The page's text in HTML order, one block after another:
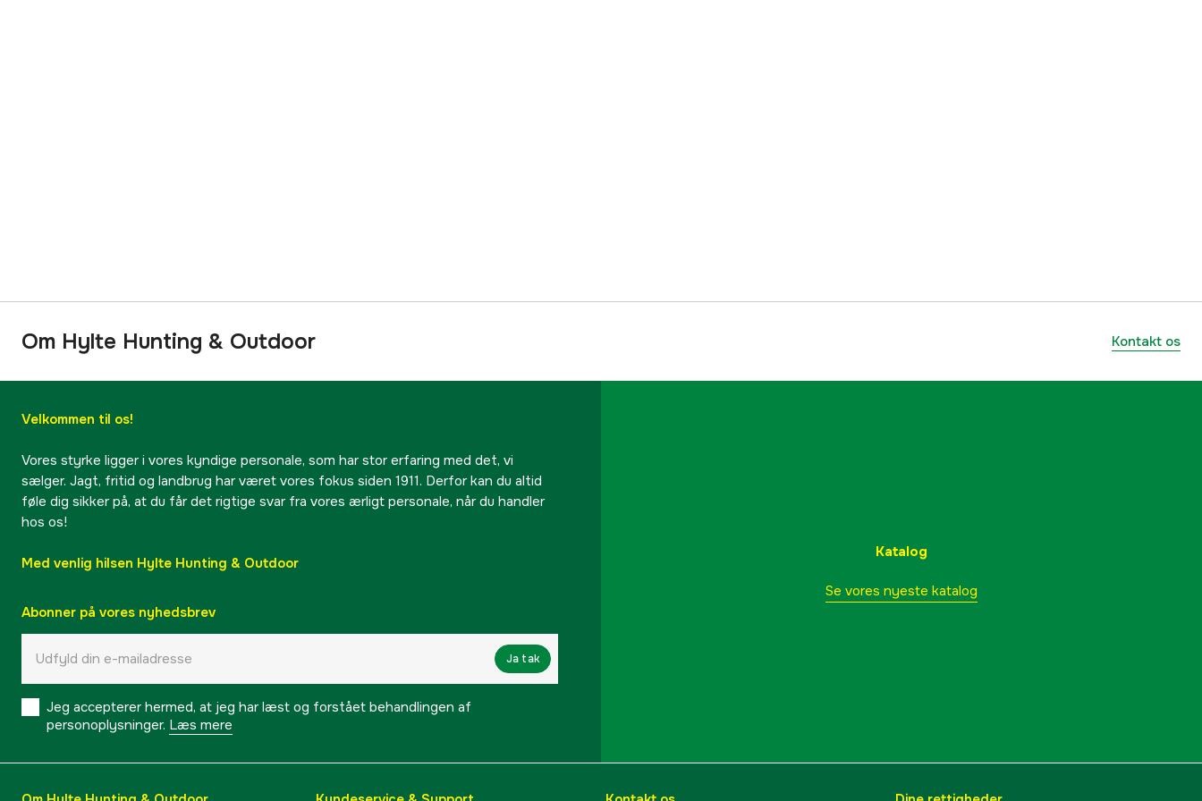
Om Hylte Hunting & Outdoor Kontakt os
Velkommen til os!
Vores styrke ligger i vores kyndige personale, som har stor erfaring med det, vi
sælger. Jagt, fritid og landbrug har været vores fokus siden 1911. Derfor kan du altid
føle dig sikker på, at du får det rigtige svar fra vores ærligt personale, når du handler
hos os!
Med venlig hilsen Hylte Hunting & Outdoor
Abonner på vores nyhedsbrev
Ja tak
Jeg accepterer hermed, at jeg har læst og forstået behandlingen af ​​
personoplysninger. Læs mere
Katalog
Se vores nyeste katalog